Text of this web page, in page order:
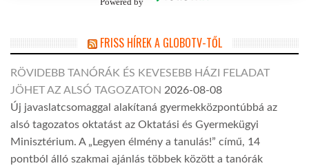
FRISS HÍREK A GLOBOTV-TŐL
RÖVIDEBB TANÓRÁK ÉS KEVESEBB HÁZI FELADAT
JÖHET AZ ALSÓ TAGOZATON 2026-08-08
Új javaslatcsomaggal alakítaná gyermekközpontúbbá az
alsó tagozatos oktatást az Oktatási és Gyermekügyi
Minisztérium. A „Legyen élmény a tanulás!” című, 14
pontból álló szakmai ajánlás többek között a tanórák